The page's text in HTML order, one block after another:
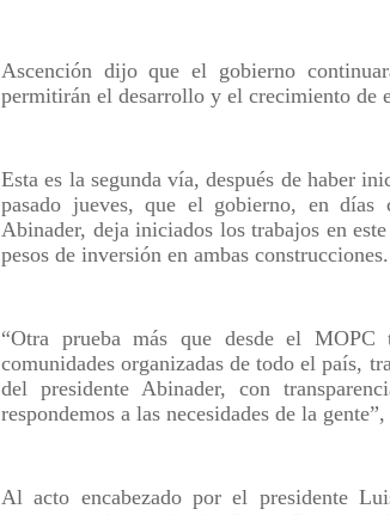
Ascención dijo que el gobierno
permitirán el desarrollo y el crecimiento de
Esta es la segunda vía, después de haber
pasado jueves, que el gobierno, en días
Abinader, deja iniciados los trabajos en
pesos de inversión en ambas construcciones.
“Otra prueba más que desde el
comunidades organizadas de todo el país,
del presidente Abinader, con
respondemos a las necesidades de la
Al acto encabezado por el presidente